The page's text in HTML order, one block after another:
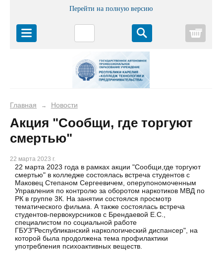
Перейти на полную версию
Главная → Новости
Акция "Сообщи, где торгуют
смертью"
22 марта 2023 г.
22 марта 2023 года в рамках акции "Сообщи,где торгуют
смертью" в колледже состоялась встреча студентов с
Маковец Степаном Сергеевичем, оперупономоченным
Управления по контролю за оборотом наркотиков МВД по
РК в группе 3К. На занятии состоялся просмотр
тематического фильма. А также состоялась встреча
студентов-первокурсников с Брендаевой Е.С.,
специалистом по социальной работе
ГБУЗ"Республиканский наркологический диспансер", на
которой была продолжена тема профилактики
употребления психоактивных веществ.